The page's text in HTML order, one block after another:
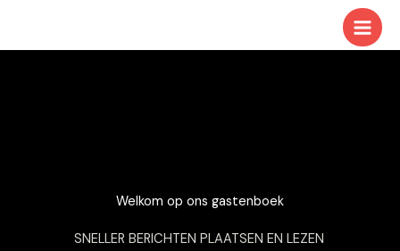
de
Welkom op ons gastenboek
SNELLER BERICHTEN PLAATSEN EN LEZEN